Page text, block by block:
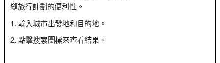
縫旅行計劃的便利性。
輸入城市出發地和目的地。
點擊搜索圖標來查看結果。